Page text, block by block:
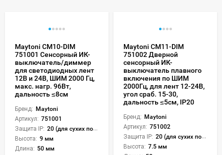
Maytoni CM10-DIM
751001 Сенсорный ИК-
выключатель/диммер
для светодиодных лент
12В и 24В, ШИМ 2000 Гц,
макс. нагр. 96Вт,
дальность ≤8см
Бренд: Maytoni
Артикул: 751001
Защита IP: 20 (для сухих пом.)
Высота: 9 мм
Длина: 50 мм
Maytoni CM11-DIM
751002 Дверной
сенсорный ИК-
выключатель плавного
включения по ШИМ
2000Гц, для лент 12-24В,
угол сраб. 15-30,
дальность ≤5см, IP20
Бренд: Maytoni
Артикул: 751002
Защита IP: 20 (для сухих пом.)
Высота: 7.5 мм